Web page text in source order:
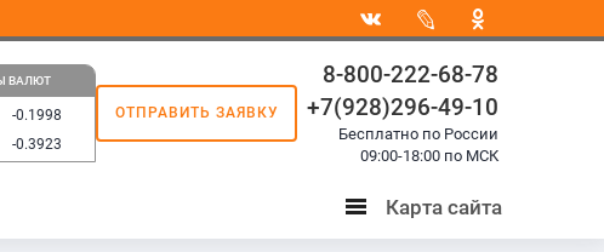
ВАЛЮТ
-0.1998
-0.3923
ОТПРАВИТЬ ЗАЯВКУ
8-800-222-68-78
+7(928)296-49-10
Бесплатно по России
09:00-18:00 по МСК
Карта
сайта
Карта сайта